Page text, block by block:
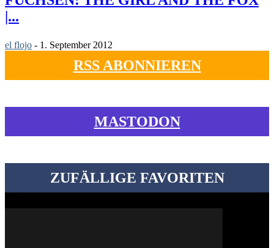
|...
el flojo - 1. September 2012
RSS ABONNIEREN
MASTODON
ZUFÄLLIGE FAVORITEN